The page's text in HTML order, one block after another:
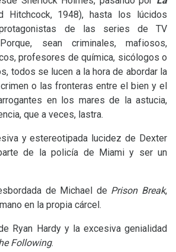
Hitchcock, 1948), hasta los lúcidos
de las series de TV
sean criminales, mafiosos,
profesores de química, sicólogos o
todos se lucen a la hora de abordar la
o las fronteras entre el bien y el
en los mares de la astucia,
que a veces, lastra.
y estereotipada lucidez de Dexter
de la policía de Miami y ser un
de Michael de Prison Break,
en la propia cárcel.
Ryan Hardy y la excesiva genialidad
Following.